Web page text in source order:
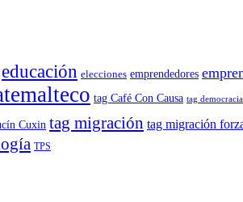
educación elecciones emprendedores
tag Café Con Causa tag democracia
Cuxin tag migración tag migración
TPS